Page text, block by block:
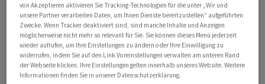
«Irgendetwas steht im Leben immer im Mittelpunkt,
man kann nicht immer alles gleichzeitig machen», sagte
die Berufsschullehrerin und Dozentin. Sie unterrichte
mit viel Freude und wolle offen für Neues sein. In der
Politik habe Galladé gelernt, Menschen
von Akzeptieren aktivieren Sie Tracking-Technologien für die unter „Wir und
unsere Partner verarbeiten Daten, um Ihnen Dienste bereitzustellen“ aufgeführten
Zwecke. Wenn Tracker deaktiviert sind, sind manche Inhalte und Anzeigen
möglicherweise nicht mehr so relevant für Sie. Sie können dieses Menü jederzeit
wieder aufrufen, um Ihre Einstellungen zu ändern oder Ihre Einwilligung zu
widerrufen, indem Sie auf den Link Voreinstellungen verwalten am unteren Rand
der Webseite klicken. Ihre Einstellungen gelten innerhalb unseres Website. Weitere
Informationen finden Sie in unserer Datenschutzerklärung.